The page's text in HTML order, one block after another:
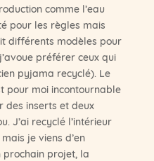
comme l’eau
pour les règles mais
différents modèles pour
préférer ceux qui
pyjama recyclé). Le
pour moi incontournable
des inserts et deux
J’ai recyclé l’intérieur
je viens d’en
projet, la